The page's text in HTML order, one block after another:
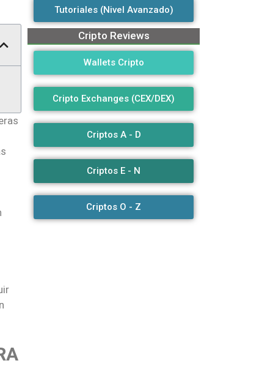
Tutoriales (Nivel Avanzado)
Cripto Reviews
Wallets Cripto
Cripto Exchanges (CEX/DEX)
Criptos A - D
Criptos E - N
Criptos O - Z